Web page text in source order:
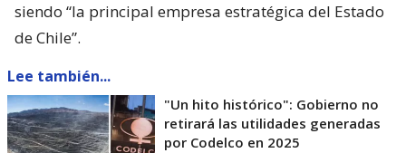
siendo “la principal empresa estratégica del Estado
de Chile”.
Lee también...
"Un hito histórico": Gobierno no
retirará las utilidades generadas
por Codelco en 2025